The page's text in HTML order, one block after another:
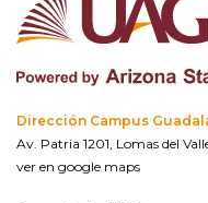
Dirección Campus
Av. Patria 1201, Lomas del
ver en google maps